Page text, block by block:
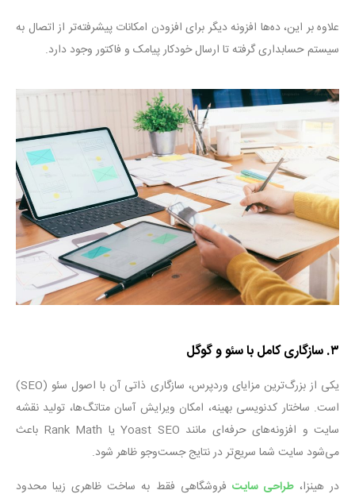
علاوه بر این، ده‌ها افزونه دیگر برای افزودن امکانات پیشرفته‌تر از اتصال به
سیستم حسابداری گرفته تا ارسال خودکار پیامک و فاکتور وجود دارد.
۳.سازگاری کامل با سئو و گوگل
یکی از بزرگ‌ترین مزایای وردپرس، سازگاری ذاتی آن با اصول سئو(SEO)
است. ساختار کدنویسی بهینه، امکان ویرایش آسان متاتگ‌ها، تولید نقشه
سایت و افزونه‌های حرفه‌ای مانندYoast SEO یاRank Math
باعث
می‌شود سایت شما سریع‌تر در نتایج جست‌وجو ظاهر شود.
در هینزا، طراحی سایتفروشگاهی فقط به ساخت ظاهری زیبا محدود